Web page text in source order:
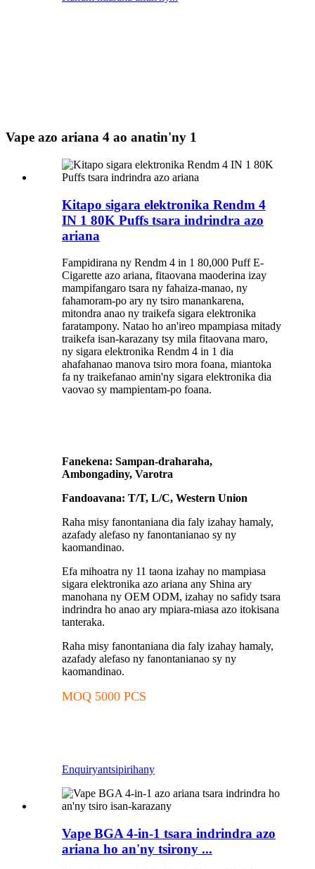
Vape azo ariana 4 ao anatin'ny 1
Kitapo sigara elektronika Rendm 4
IN 1 80K Puffs tsara indrindra azo
ariana
Fampidirana ny Rendm 4 in 1 80,000 Puff E-
Cigarette azo ariana, fitaovana maoderina izay
mampifangaro tsara ny fahaiza-manao, ny
fahamoram-po ary ny tsiro manankarena,
mitondra anao ny traikefa sigara elektronika
faratampony. Natao ho an'ireo mpampiasa mitady
traikefa isan-karazany tsy mila fitaovana maro,
ny sigara elektronika Rendm 4 in 1 dia
ahafahanao manova tsiro mora foana, miantoka
fa ny traikefanao amin'ny sigara elektronika dia
vaovao sy mampientam-po foana.
Fanekena: Sampan-draharaha,
Ambongadiny, Varotra
Fandoavana: T/T, L/C, Western Union
Raha misy fanontaniana dia faly izahay hamaly,
azafady alefaso ny fanontanianao sy ny
kaomandinao.
Efa mihoatra ny 11 taona izahay no mampiasa
sigara elektronika azo ariana any Shina ary
manohana ny OEM ODM, izahay no safidy tsara
indrindra ho anao ary mpiara-miasa azo itokisana
tanteraka.
Raha misy fanontaniana dia faly izahay hamaly,
azafady alefaso ny fanontanianao sy ny
kaomandinao.
MOQ 5000 PCS
Enquiryantsipirihany
Vape BGA 4-in-1 tsara indrindra azo
ariana ho an'ny tsirony ...